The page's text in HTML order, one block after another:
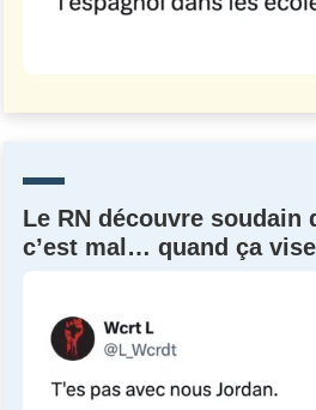
Le RN découvre soudain
c’est mal… quand ça